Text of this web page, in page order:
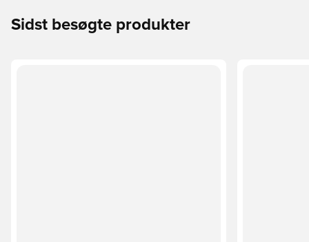
Sidst besøgte produkter